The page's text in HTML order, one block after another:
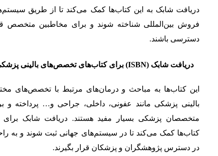
دریافت شابک به این کتاب‌ها کمک می‌کند تا از طریق
فروش بین‌المللی شناخته شوند و برای مخاطبین متخصص
دسترسی باشند.
دریافت شابک (ISBN) برای کتاب‌های تخصص‌های بالینی پزشکی
این کتاب‌ها به مباحث و درمان‌های مرتبط با تخصص‌های
بالینی پزشکی مانند عفونی، داخلی، جراحی و… پرداخته و
متخصصان پزشکی بسیار مفید هستند. دریافت شابک برای
کتاب‌ها کمک می‌کند تا در سیستم‌های جهانی ثبت شوند و به
در دسترس پژوهشگران و پزشکان قرار بگیرند.